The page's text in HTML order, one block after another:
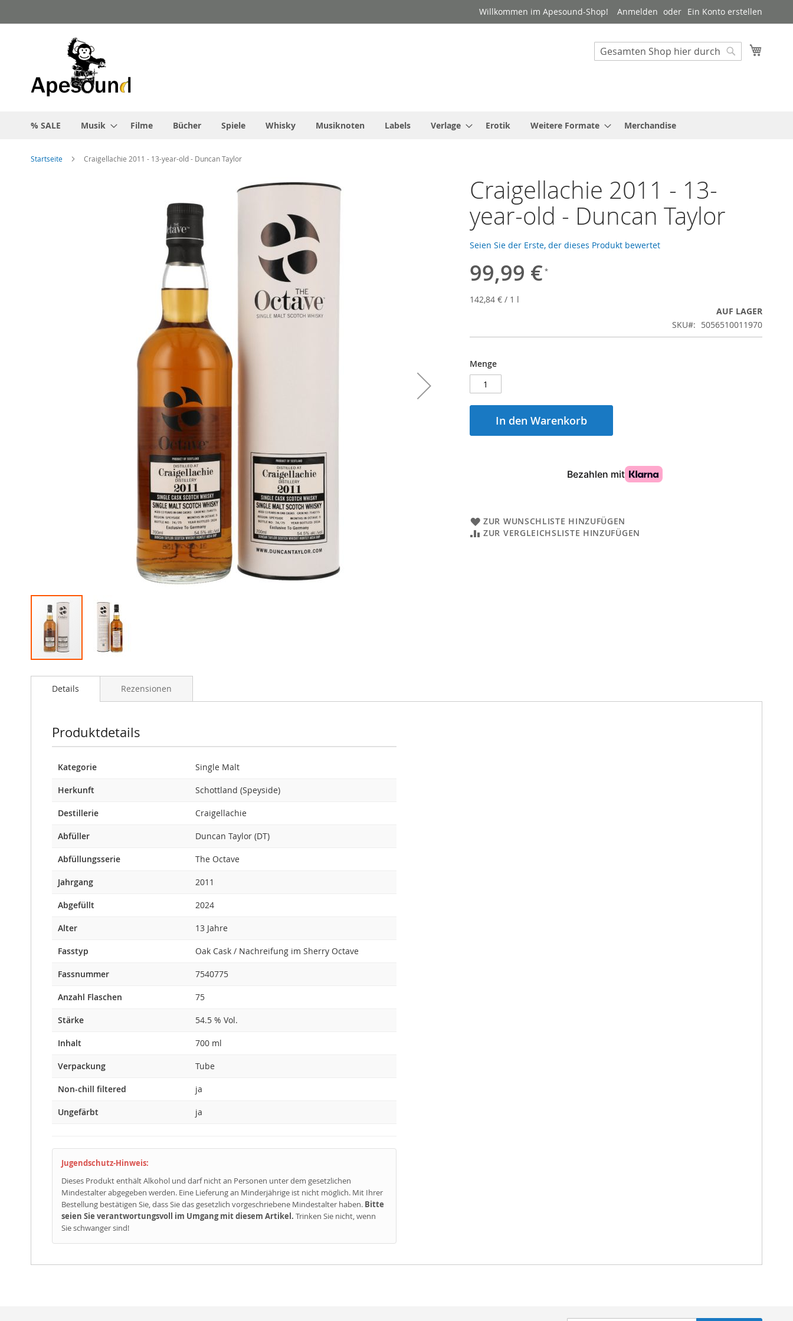
Inhalt
Willkommen im Apesound-Shop! Anmelden Ein Konto erstellen
Suche
% SALE Musik Filme Bücher Spiele Whisky Musiknoten Labels Verlage Erotik Weitere Formate Merchandise
Startseite Craigellachie 2011 - 13-year-old - Duncan Taylor
Anfang
Craigellachie 2011 - 13-
year-old - Duncan Taylor
Seien Sie der Erste, der dieses Produkt bewertet
99,99 €
142,84 € / 1 l
AUF LAGER
SKU
5056510011970
Menge
In den Warenkorb
ZUR WUNSCHLISTE HINZUFÜGEN
ZUR VERGLEICHSLISTE HINZUFÜGEN
Details
Produktdetails
Kategorie Single Malt
Herkunft Schottland (Speyside)
Destillerie Craigellachie
Abfüller Duncan Taylor (DT)
Abfüllungsserie The Octave
Jahrgang 2011
Abgefüllt 2024
Alter 13 Jahre
Fasstyp Oak Cask / Nachreifung im Sherry Octave
Fassnummer 7540775
Anzahl Flaschen 75
Stärke 54.5 % Vol.
Inhalt 700 ml
Verpackung Tube
Non-chill filtered ja
Ungefärbt ja
Jugendschutz-Hinweis:
Dieses Produkt enthält Alkohol und darf nicht an Personen unter dem gesetzlichen
Mindestalter abgegeben werden. Eine Lieferung an Minderjährige ist nicht möglich. Mit Ihrer
Bestellung bestätigen Sie, dass Sie das gesetzlich vorgeschriebene Mindestalter haben. Bitte
seien Sie verantwortungsvoll im Umgang mit diesem Artikel. Trinken Sie nicht, wenn
Sie schwanger sind!
Rezensionen